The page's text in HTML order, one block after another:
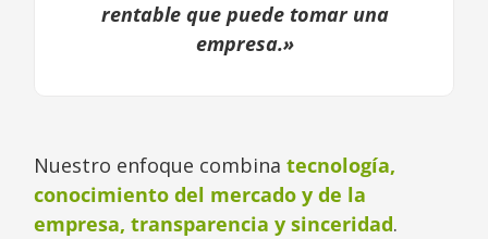
rentable que puede tomar una
empresa.»
Nuestro enfoque combinatecnología,
conocimiento del mercado y de la
empresa, transparencia y sinceridad.